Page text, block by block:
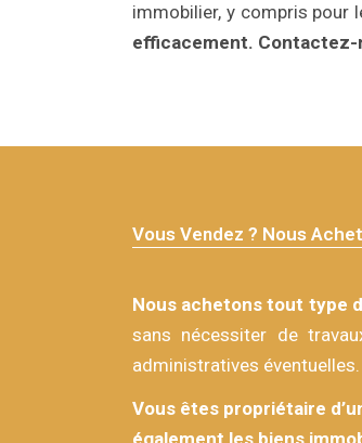
immobilier, y compris pour
efficacement. Contactez-
Vous Vendez ? Nous
Nous achetons tout type
sans nécessiter de
administratives éventuelles.
Vous êtes propriétaire